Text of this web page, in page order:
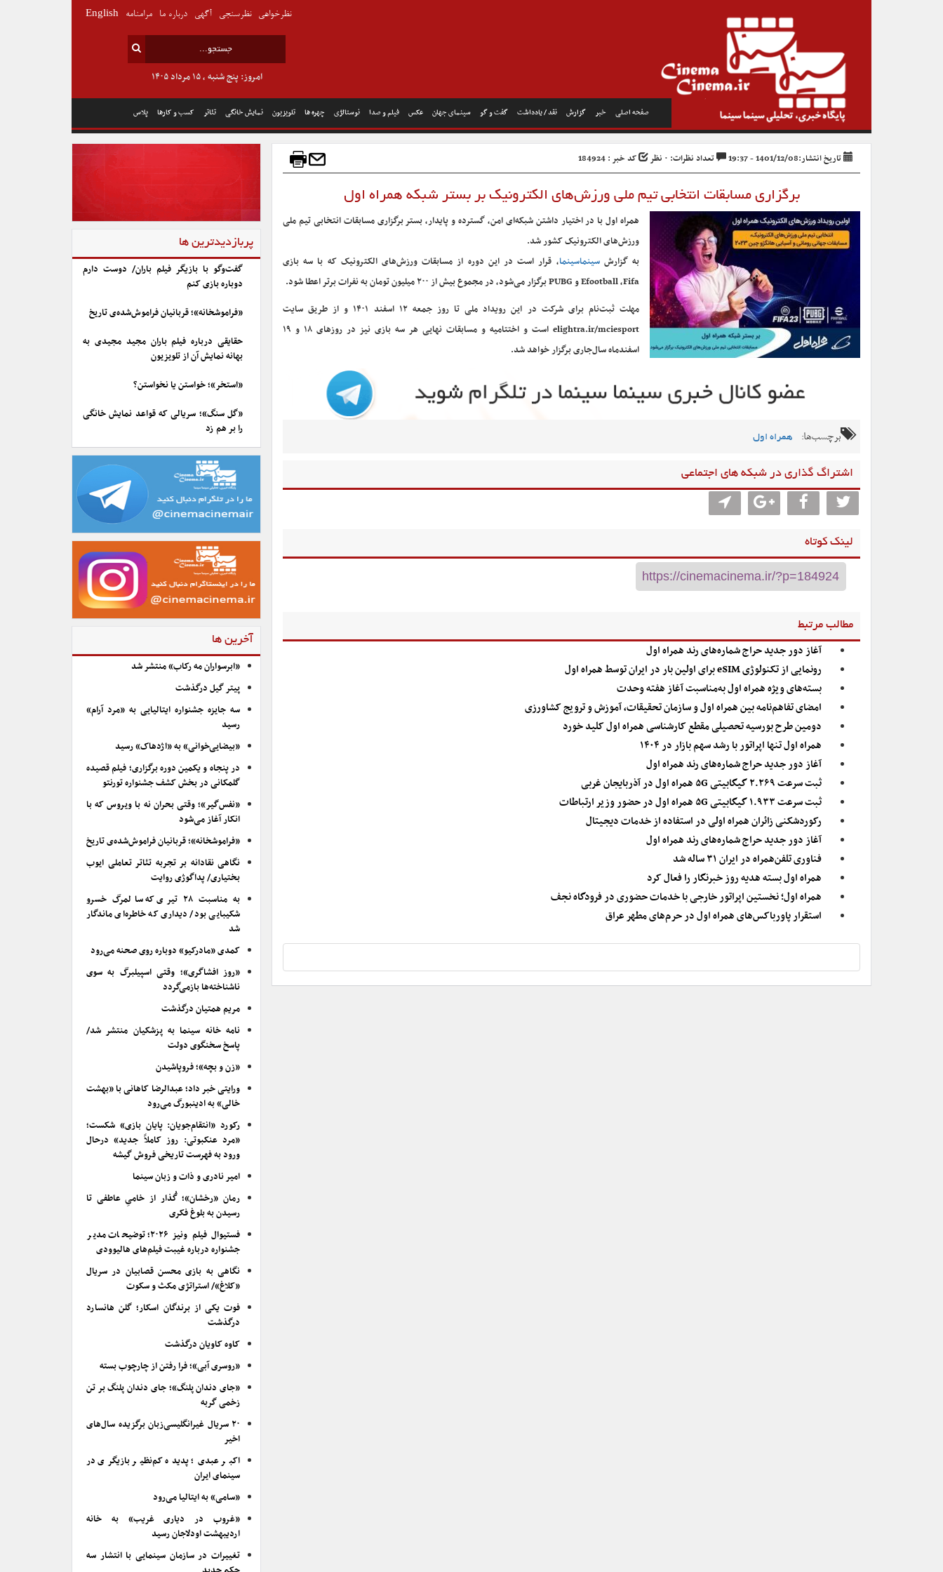
صفحه اصلی خبر گزارش نقد / یادداشت گفت و گو سینمای جهان عکس فیلم و صدا نوستالژی چهره ها تلویزیون نمایش خانگی تئاتر کسب و کارها پلاس
امروز: پنج شنبه , ۱۵ مرداد ۱۴۰۵
نظرخواهی نظرسنجی آگهی درباره ما مرامنامه English
تاریخ انتشار:1401/12/08 - 19:37 تعداد نظرات: ۰ نظر کد خبر : 184924
برگزاری مسابقات انتخابی تیم ملی ورزش‌های الکترونیک بر بستر شبکه همراه اول
همراه اول با در اختیار داشتن شبکه‌ای امن، گسترده و پایدار، بستر برگزاری مسابقات انتخابی تیم ملی
ورزش‌های الکترونیک کشور شد.
به گزارشسینماسینما، قرار است در این دوره از مسابقات ورزش‌های الکترونیک که با سه بازی
Efootball ،Fifa و PUBG برگزار می‌شود، در مجموع بیش از ۲۰۰ میلیون تومان به نفرات برتر اعطا شود.
مهلت ثبت‌نام برای شرکت در این رویداد ملی تا روز جمعه ۱۲ اسفند ۱۴۰۱ و از طریق سایت
elightra.ir/mciesport است و اختتامیه و مسابقات نهایی هر سه بازی نیز در روزهای ۱۸ و ۱۹
اسفندماه سال‌جاری برگزار خواهد شد.
برچسب‌ها: همراه اول
اشتراگ گذاری در شبکه های اجتماعی
لینک کوتاه
مطالب مرتبط
آغاز دور جدید حراج شماره‌های رند همراه اول
رونمایی از تکنولوژی eSIM برای اولین بار در ایران توسط همراه اول
بسته‌های ویژه همراه اول به‌مناسبت آغاز هفته وحدت
امضای تفاهم‌نامه بین‌ همراه اول و سازمان تحقیقات، آموزش و ترویج کشاورزی
دومین طرح بورسیه تحصیلی مقطع کارشناسی همراه اول کلید خورد
همراه اول تنها اپراتور با رشد سهم بازار در ۱۴۰۴
آغاز دور جدید حراج شماره‌های رند همراه اول
ثبت سرعت ۲.۲۶۹ گیگابیتی ۵G همراه اول در آذربایجان غربی
ثبت سرعت ۱.۹۳۳ گیگابیتی ۵G همراه اول در حضور وزیر ارتباطات
رکوردشکنی زائران همراه اولی در استفاده از خدمات دیجیتال
آغاز دور جدید حراج شماره‌های رند همراه اول
فناوری تلفن‌همراه در ایران ۳۱ ساله شد
همراه اول بسته هدیه روز خبرنگار را فعال کرد
همراه اول؛ نخستین اپراتور خارجی با خدمات حضوری در فرودگاه نجف
استقرار پاورباکس‌های همراه اول در حرم‌های مطهر عراق
پربازدیدترین ها
گفت‌وگو با بازیگر فیلم باران/ دوست دارم
دوباره بازی کنم
«فراموشخانه»؛ قربانیان فراموش‌شده‌ی تاریخ
حقایقی درباره فیلم باران مجید مجیدی به
بهانه نمایش آن از تلویزیون
«استخر»؛ خواستن یا نخواستن؟
«گل سنگ»؛ سریالی که قواعد نمایش خانگی
را بر هم زد
آخرین ها
«ابرسواران مه رکاب» منتشر شد
پیتر گیل درگذشت
سه جایزه جشنواره ایتالیایی به «مرد آرام»
رسید
«بیضایی‌خوانی» به «اژدهاک» رسید
در پنجاه و یکمین دوره برگزاری؛ فیلم قصیده
گلمکانی در بخش کشف جشنواره تورنتو
«نفس‌گیر»؛ وقتی بحران نه با ویروس که با
انکار آغاز می‌شود
«فراموشخانه»؛ قربانیان فراموش‌شده‌ی تاریخ
نگاهی نقادانه بر تجربه تئاتر تعاملی ایوب
بختیاری/ پداگوژی روایت
به مناسبت ۲۸ تیری که سالمرگ خسرو
شکیبایی بود/ دیداری که خاطره‌ای ماندگار
شد
کمدی «مادرکیو» دوباره روی صحنه می‌رود
«روز افشاگری»؛ وقتی اسپیلبرگ به سوی
ناشناخته‌ها بازمی‌گردد
مریم همتیان درگذشت
نامه خانه سینما به پزشکیان منتشر شد/
پاسخ سخنگوی دولت
«زن و بچه»؛ فروپاشیدن
ورایتی خبر داد؛ عبدالرضا کاهانی با «بهشت
خالی» به ادینبورگ می‌رود
رکورد «انتقام‌جویان: پایان بازی» شکست؛
«مرد عنکبوتی: روز کاملاً جدید» درحال
ورود به فهرست تاریخی فروش گیشه
امیر نادری و ذات و زبان سینما
رمان «رخشان»؛ گُذار از خامیِ عاطفی تا
رسیدن به بلوغ فکری
فستیوال فیلم ونیز ۲۰۲۶؛ توضیحات مدیر
جشنواره درباره غیبت فیلم‌های هالیوودی
نگاهی به بازی محسن قصابیان در سریال
«کلاغ»/ استراتژی مکث و سکوت
فوت یکی از برندگان اسکار؛ گلن هانسارد
درگذشت
کاوه کاویان درگذشت
«روسری آبی»؛ فرا رفتن از چارچوب بسته
«جای دندان پلنگ»؛ جای دندان پلنگ بر تن
زخمی گربه
۲۰ سریال غیرانگلیسی‌زبان برگزیده سال‌های
اخیر
اکبر عبدی؛ پدیده کم‌نظیر بازیگری در
سینمای ایران
«سامی» به ایتالیا می‌رود
«غروب در دیاری غریب» به خانه
اردیبهشت اودلاجان رسید
تغییرات در سازمان سینمایی با انتشار سه